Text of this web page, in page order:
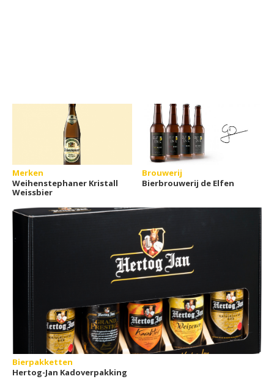
Merken
Weihenstephaner Kristall
Weissbier
Brouwerij
Bierbrouwerij de Elfen
Bierpakketten
Hertog-Jan Kadoverpakking